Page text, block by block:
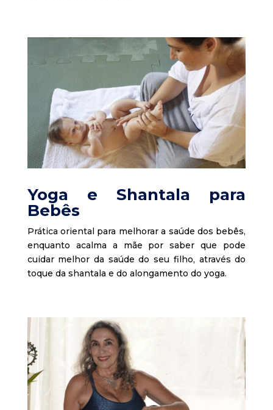
Yoga e Shantala para
Bebês
Prática oriental para melhorar a saúde dos bebês,
enquanto acalma a mãe por saber que pode
cuidar melhor da saúde do seu filho, através do
toque da shantala e do alongamento do yoga.